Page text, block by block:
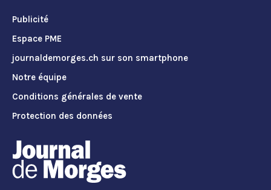
Publicité
Espace PME
journaldemorges.ch sur son smartphone
Notre équipe
Conditions générales de vente
Protection des données